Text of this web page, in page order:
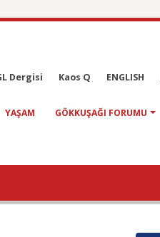
Dergisi Kaos Q ENGLISH
YAŞAM GÖKKUŞAĞI FORUMU